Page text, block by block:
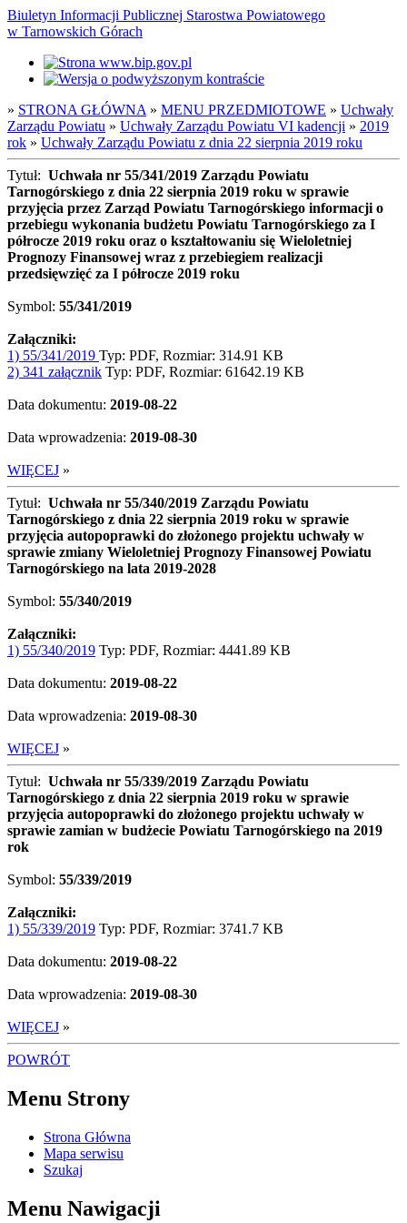
Biuletyn Informacji Publicznej Starostwa Powiatowego
w Tarnowskich Górach
» STRONA GŁÓWNA » MENU PRZEDMIOTOWE » Uchwały
Zarządu Powiatu » Uchwały Zarządu Powiatu VI kadencji » 2019
rok » Uchwały Zarządu Powiatu z dnia 22 sierpnia 2019 roku
Tytuł: Uchwała nr 55/341/2019 Zarządu Powiatu
Tarnogórskiego z dnia 22 sierpnia 2019 roku w sprawie
przyjęcia przez Zarząd Powiatu Tarnogórskiego informacji o
przebiegu wykonania budżetu Powiatu Tarnogórskiego za I
półrocze 2019 roku oraz o kształtowaniu się Wieloletniej
Prognozy Finansowej wraz z przebiegiem realizacji
przedsięwzięć za I półrocze 2019 roku
Symbol: 55/341/2019
Załączniki:
1) 55/341/2019 Typ: PDF, Rozmiar: 314.91 KB
2) 341 załącznik Typ: PDF, Rozmiar: 61642.19 KB
Data dokumentu: 2019-08-22
Data wprowadzenia: 2019-08-30
WIĘCEJ »
Tytuł: Uchwała nr 55/340/2019 Zarządu Powiatu
Tarnogórskiego z dnia 22 sierpnia 2019 roku w sprawie
przyjęcia autopoprawki do złożonego projektu uchwały w
sprawie zmiany Wieloletniej Prognozy Finansowej Powiatu
Tarnogórskiego na lata 2019-2028
Symbol: 55/340/2019
Załączniki:
1) 55/340/2019 Typ: PDF, Rozmiar: 4441.89 KB
Data dokumentu: 2019-08-22
Data wprowadzenia: 2019-08-30
WIĘCEJ »
Tytuł: Uchwała nr 55/339/2019 Zarządu Powiatu
Tarnogórskiego z dnia 22 sierpnia 2019 roku w sprawie
przyjęcia autopoprawki do złożonego projektu uchwały w
sprawie zamian w budżecie Powiatu Tarnogórskiego na 2019
rok
Symbol: 55/339/2019
Załączniki:
1) 55/339/2019 Typ: PDF, Rozmiar: 3741.7 KB
Data dokumentu: 2019-08-22
Data wprowadzenia: 2019-08-30
WIĘCEJ »
POWRÓT
Menu Strony
Strona Główna
Mapa serwisu
Szukaj
Menu Nawigacji